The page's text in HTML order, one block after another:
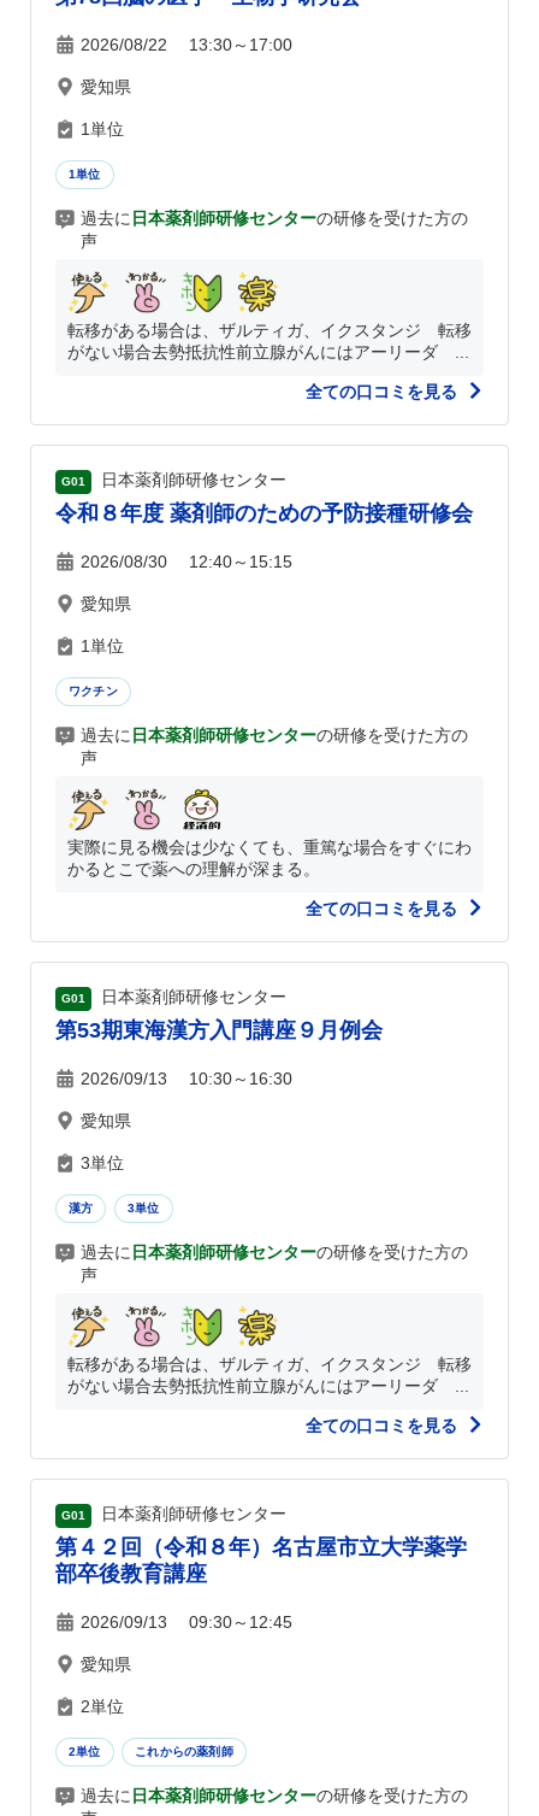
2026/08/22 13:30～17:00
愛知県
1単位
1単位
過去に 日本薬剤師研修センターの研修を受けた方の
声
転移がある場合は、ザルティガ、イクスタンジ 転移
がない場合去勢抵抗性前立腺がんにはアーリーダ ...
全ての口コミを見る
G01 日本薬剤師研修センター
令和８年度 薬剤師のための予防接種研修会
2026/08/30 12:40～15:15
愛知県
1単位
ワクチン
過去に 日本薬剤師研修センターの研修を受けた方の
声
実際に見る機会は少なくても、重篤な場合をすぐにわ
かるとこで薬への理解が深まる。
全ての口コミを見る
G01 日本薬剤師研修センター
第53期東海漢方入門講座９月例会
2026/09/13 10:30～16:30
愛知県
3単位
漢方 3単位
過去に 日本薬剤師研修センターの研修を受けた方の
声
転移がある場合は、ザルティガ、イクスタンジ 転移
がない場合去勢抵抗性前立腺がんにはアーリーダ ...
全ての口コミを見る
G01 日本薬剤師研修センター
第４２回（令和８年）名古屋市立大学薬学
部卒後教育講座
2026/09/13 09:30～12:45
愛知県
2単位
2単位 これからの薬剤師
過去に 日本薬剤師研修センターの研修を受けた方の